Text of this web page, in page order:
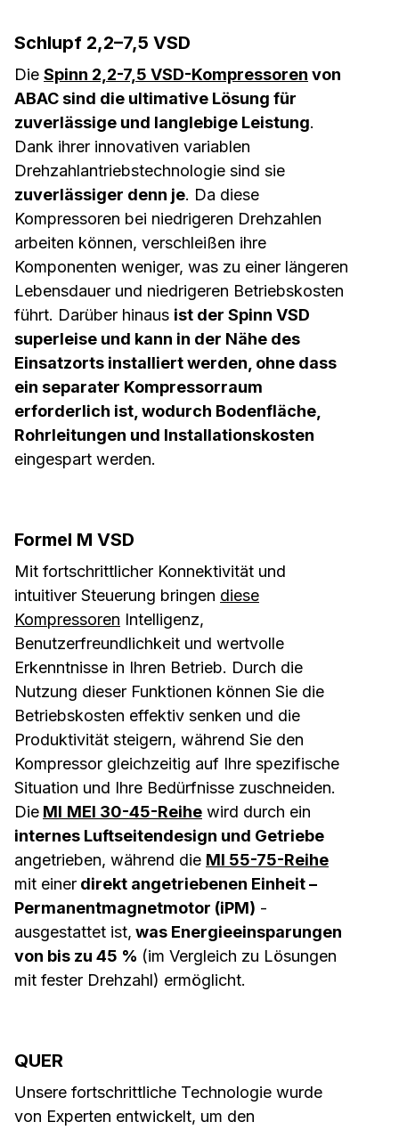
Schlupf 2,2–7,5 VSD
Die Spinn 2,2-7,5 VSD-Kompressoren von
ABAC sind die ultimative Lösung für
zuverlässige und langlebige Leistung.
Dank ihrer innovativen variablen
Drehzahlantriebstechnologie sind sie
zuverlässiger denn je. Da diese
Kompressoren bei niedrigeren Drehzahlen
arbeiten können, verschleißen ihre
Komponenten weniger, was zu einer längeren
Lebensdauer und niedrigeren Betriebskosten
führt. Darüber hinaus ist der Spinn VSD
superleise und kann in der Nähe des
Einsatzorts installiert werden, ohne dass
ein separater Kompressorraum
erforderlich ist, wodurch Bodenfläche,
Rohrleitungen und Installationskosten
eingespart werden.
Formel M VSD
Mit fortschrittlicher Konnektivität und
intuitiver Steuerung bringen diese
Kompressoren Intelligenz,
Benutzerfreundlichkeit und wertvolle
Erkenntnisse in Ihren Betrieb. Durch die
Nutzung dieser Funktionen können Sie die
Betriebskosten effektiv senken und die
Produktivität steigern, während Sie den
Kompressor gleichzeitig auf Ihre spezifische
Situation und Ihre Bedürfnisse zuschneiden.
Die MI MEI 30-45-Reihe wird durch ein
internes Luftseitendesign und Getriebe
angetrieben, während die MI 55-75-Reihe
mit einer direkt angetriebenen Einheit –
Permanentmagnetmotor (iPM) -
ausgestattet ist, was Energieeinsparungen
von bis zu 45 % (im Vergleich zu Lösungen
mit fester Drehzahl) ermöglicht.
QUER
Unsere fortschrittliche Technologie wurde
von Experten entwickelt, um den